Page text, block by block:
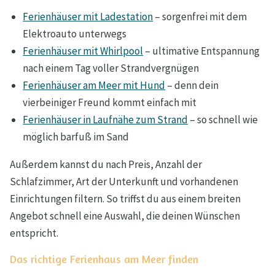
Ferienhäuser mit Ladestation– sorgenfrei mit dem
Elektroauto unterwegs
Ferienhäuser mit Whirlpool – ultimative Entspannung
nach einem Tag voller Strandvergnügen
Ferienhäuser am Meer mit Hund – denn dein
vierbeiniger Freund kommt einfach mit
Ferienhäuser in Laufnähe zum Strand – so schnell wie
möglich barfuß im Sand
Außerdem kannst du nach Preis, Anzahl der
Schlafzimmer, Art der Unterkunft und vorhandenen
Einrichtungen filtern. So triffst du aus einem breiten
Angebot schnell eine Auswahl, die deinen Wünschen
entspricht.
Das richtige Ferienhaus am Meer finden